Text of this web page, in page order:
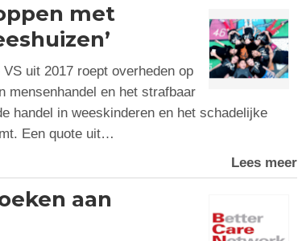
met
uit 2017 roept overheden op
mensenhandel en het strafbaar
handel in weeskinderen en het schadelijke
Een quote uit…
Lees meer
aan